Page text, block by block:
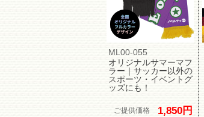
ML00-055
オリジナルサマーマフ
ラー｜サッカー以外の
スポーツ・イベントグ
ッズにも！
ご提供価格 1,850円